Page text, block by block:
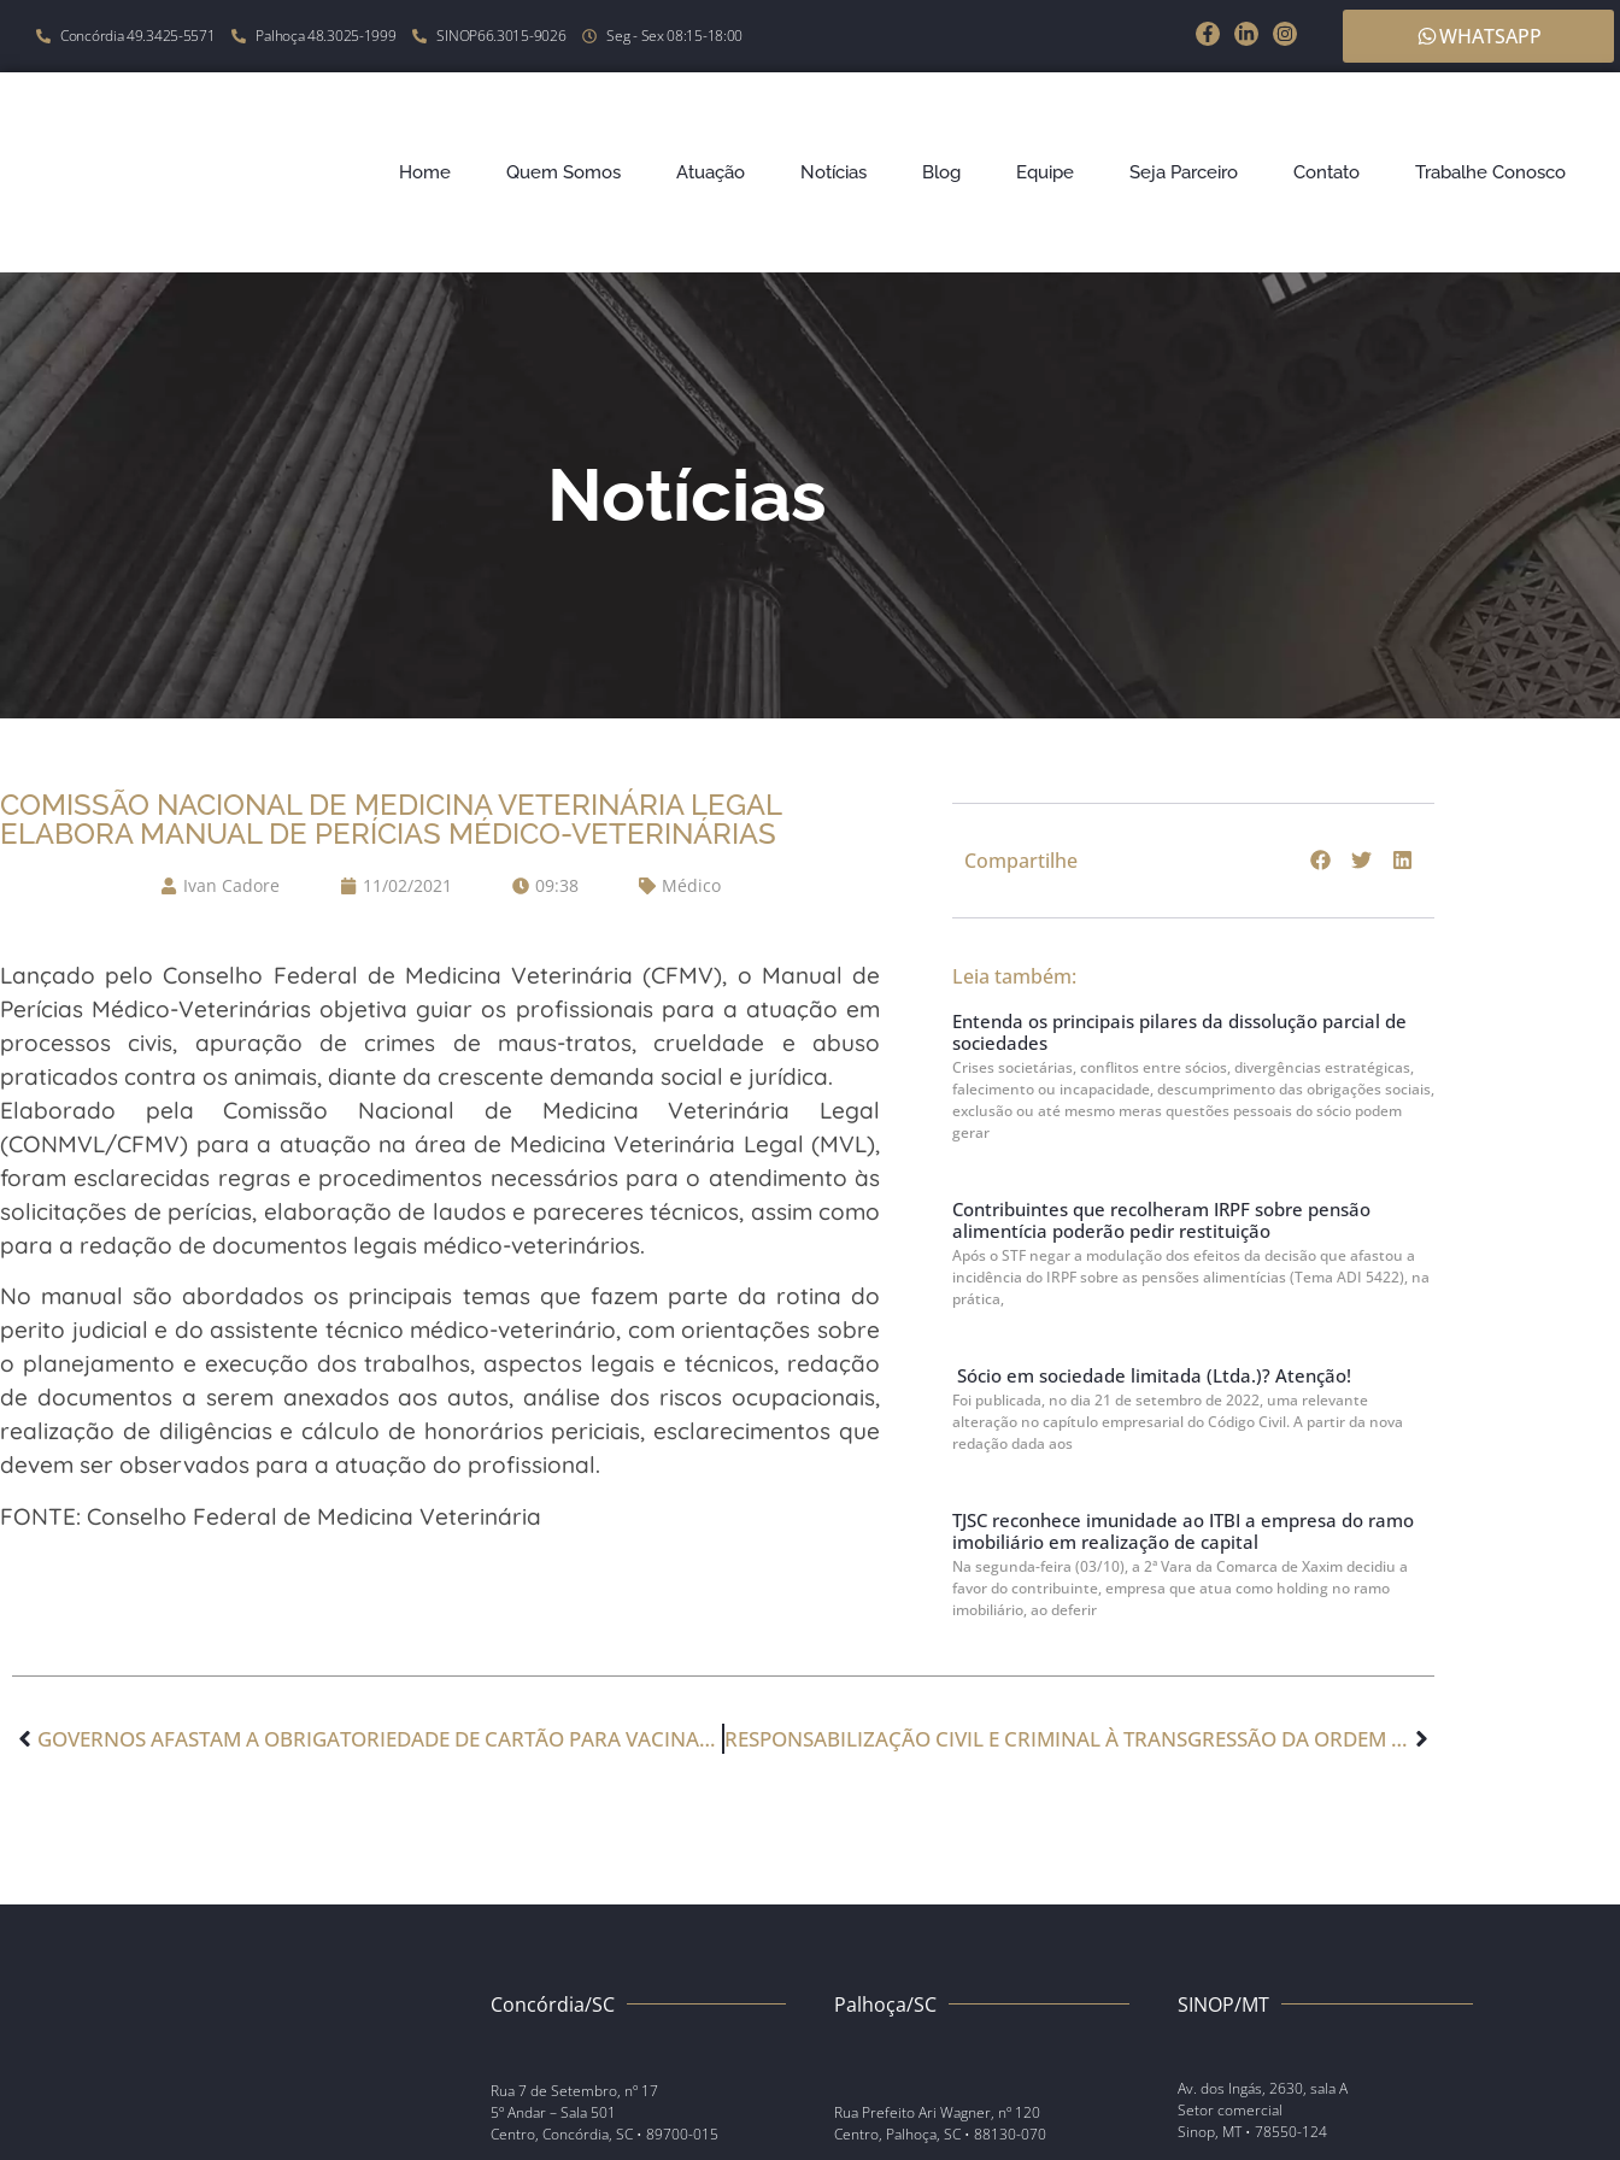
Concórdia 49.3425-5571 Palhoça 48.3025-1999 SINOP66.3015-9026 Seg - Sex 08:15-18:00 WHATSAPP
Home Quem Somos Atuação Notícias Blog Equipe Seja Parceiro Contato Trabalhe Conosco
Notícias
COMISSÃO NACIONAL DE MEDICINA VETERINÁRIA LEGAL
ELABORA MANUAL DE PERÍCIAS MÉDICO-VETERINÁRIAS
Ivan Cadore 11/02/2021 09:38 Médico
Lançado pelo Conselho Federal de Medicina Veterinária (CFMV), o Manual de
Perícias Médico-Veterinárias objetiva guiar os profissionais para a atuação em
processos civis, apuração de crimes de maus-tratos, crueldade e abuso
praticados contra os animais, diante da crescente demanda social e jurídica.
Elaborado pela Comissão Nacional de Medicina Veterinária Legal
(CONMVL/CFMV) para a atuação na área de Medicina Veterinária Legal (MVL),
foram esclarecidas regras e procedimentos necessários para o atendimento às
solicitações de perícias, elaboração de laudos e pareceres técnicos, assim como
para a redação de documentos legais médico-veterinários.
No manual são abordados os principais temas que fazem parte da rotina do
perito judicial e do assistente técnico médico-veterinário, com orientações sobre
o planejamento e execução dos trabalhos, aspectos legais e técnicos, redação
de documentos a serem anexados aos autos, análise dos riscos ocupacionais,
realização de diligências e cálculo de honorários periciais, esclarecimentos que
devem ser observados para a atuação do profissional.
FONTE: Conselho Federal de Medicina Veterinária
Compartilhe
Leia também:
Entenda os principais pilares da dissolução parcial de
sociedades
Crises societárias, conflitos entre sócios, divergências estratégicas,
falecimento ou incapacidade, descumprimento das obrigações sociais,
exclusão ou até mesmo meras questões pessoais do sócio podem
gerar
Contribuintes que recolheram IRPF sobre pensão
alimentícia poderão pedir restituição
Após o STF negar a modulação dos efeitos da decisão que afastou a
incidência do IRPF sobre as pensões alimentícias (Tema ADI 5422), na
prática,
Sócio em sociedade limitada (Ltda.)? Atenção!
Foi publicada, no dia 21 de setembro de 2022, uma relevante
alteração no capítulo empresarial do Código Civil. A partir da nova
redação dada aos
TJSC reconhece imunidade ao ITBI a empresa do ramo
imobiliário em realização de capital
Na segunda-feira (03/10), a 2ª Vara da Comarca de Xaxim decidiu a
favor do contribuinte, empresa que atua como holding no ramo
imobiliário, ao deferir
GOVERNOS AFASTAM A OBRIGATORIEDADE DE CARTÃO PARA VACINAÇÃO DA COVID-19 RESPONSABILIZAÇÃO CIVIL E CRIMINAL À TRANSGRESSÃO DA ORDEM LEGAL DE VACINAÇÃO CONTRA A COVID-19
Concórdia/SC
Rua 7 de Setembro, nº 17
5º Andar – Sala 501
Centro, Concórdia, SC • 89700-015
Palhoça/SC
Rua Prefeito Ari Wagner, nº 120
Centro, Palhoça, SC • 88130-070
SINOP/MT
Av. dos Ingás, 2630, sala A
Setor comercial
Sinop, MT • 78550-124